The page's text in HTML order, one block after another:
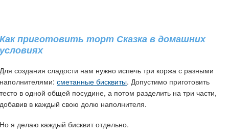
Как приготовить торт Сказка в домашних
условиях
Для создания сладости нам нужно испечь три коржа с разными
наполнителями:сметанные бисквиты. Допустимо приготовить
тесто в одной общей посудине, а потом разделить на три части,
добавив в каждый свою долю наполнителя.
Но я делаю каждый бисквит отдельно.